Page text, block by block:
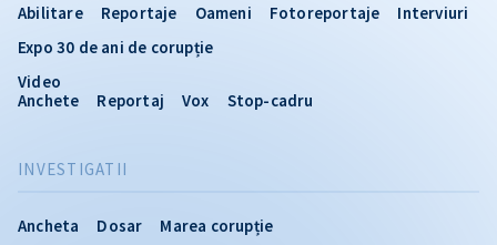
INVESTIGATII
Ancheta Dosar
Marea corupție
Abilitare Reportaje Oameni Fotoreportaje
Interviuri
Expo 30 de ani de corupție
Video
Anchete
Reportaj Vox Stop-cadru